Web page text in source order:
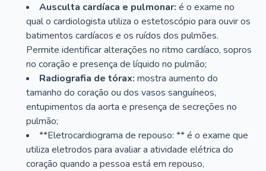
Ausculta cardíaca e pulmonar: é o exame no
qual o cardiologista utiliza o estetoscópio para ouvir os
batimentos cardíacos e os ruídos dos pulmões.
Permite identificar alterações no ritmo cardíaco, sopros
no coração e presença de líquido no pulmão;
Radiografia de tórax: mostra aumento do
tamanho do coração ou dos vasos sanguíneos,
entupimentos da aorta e presença de secreções no
pulmão;
**Eletrocardiograma de repouso: ** é o exame que
utiliza eletrodos para avaliar a atividade elétrica do
coração quando a pessoa está em repouso,